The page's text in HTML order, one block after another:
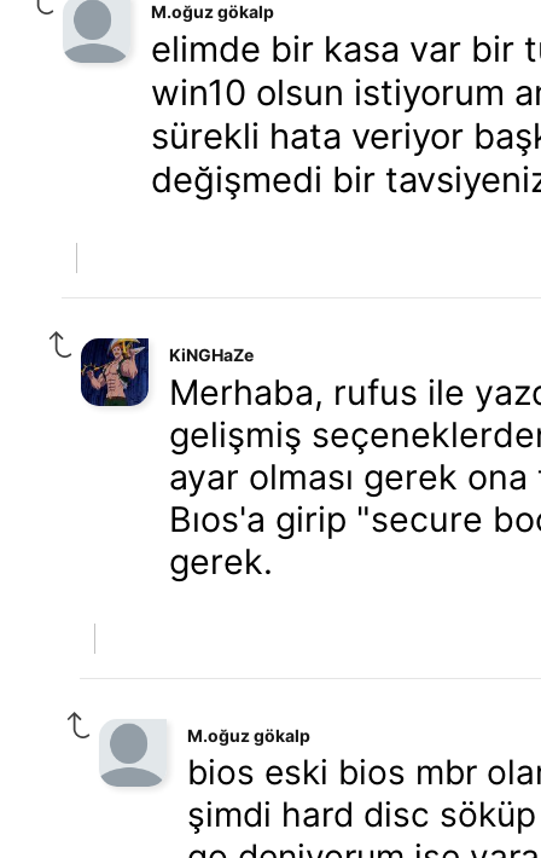
M.oğuz gökalp
elimde bir kasa var bir
win10 olsun istiyorum
sürekli hata veriyor
değişmedi bir
KiNGHaZe
Merhaba, rufus ile
gelişmiş
ayar olması gerek
Bıos'a girip "secure
gerek.
M.oğuz gökalp
bios eski bios mbr
şimdi hard disc